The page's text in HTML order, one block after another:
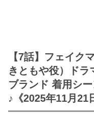
【7話】フェイク
きともや役）ド
ブランド 着用シ
♪《2025年11月21